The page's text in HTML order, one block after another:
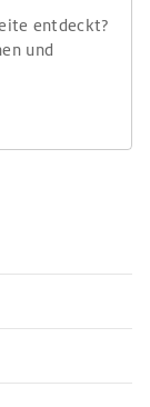
entdeckt?
und